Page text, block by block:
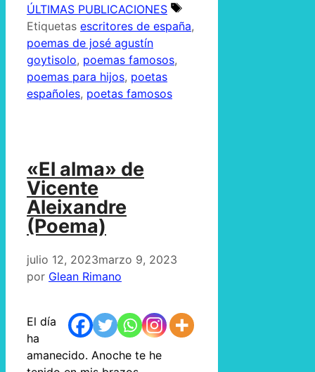
ÚLTIMAS PUBLICACIONES
Etiquetas escritores de españa,
poemas de josé agustín
goytisolo, poemas famosos,
poemas para hijos, poetas
españoles, poetas famosos
«El alma» de
Vicente
Aleixandre
(Poema)
julio 12, 2023marzo 9, 2023
por Glean Rimano
El día
ha
amanecido. Anoche te he